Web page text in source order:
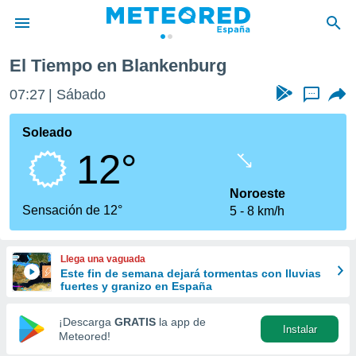
de
por
que se
calidad.
a este
las
y
forma
digital
basada
El Tiempo en Blankenburg
07:27 Sábado ...
Soleado
12°
Sensación de 12°
Noroeste
5
8 km/h
Llega una vaguada
Este fin de semana dejará tormentas con lluvias
fuertes y granizo en España
¡Descarga GRATIS la app de
Meteored!
Instalar